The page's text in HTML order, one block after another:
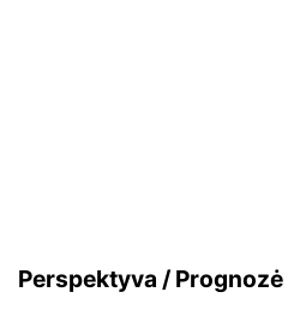
Perspektyva / Prognozė